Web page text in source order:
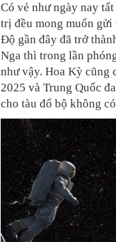
Có vẻ như ngày nay
trị đều mong muốn gửi
Độ gần đây đã trở
Nga thì trong lần
như vậy. Hoa Kỳ cũng
2025 và Trung Quốc
cho tàu đổ bộ không